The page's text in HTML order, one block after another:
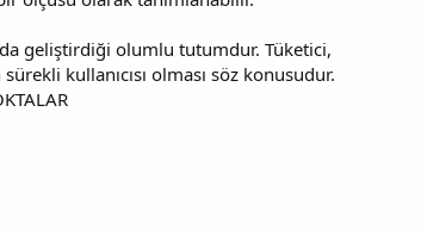
geliştirdiği olumlu tutumdur. Tüketici,
kullanıcısı olması söz konusudur.